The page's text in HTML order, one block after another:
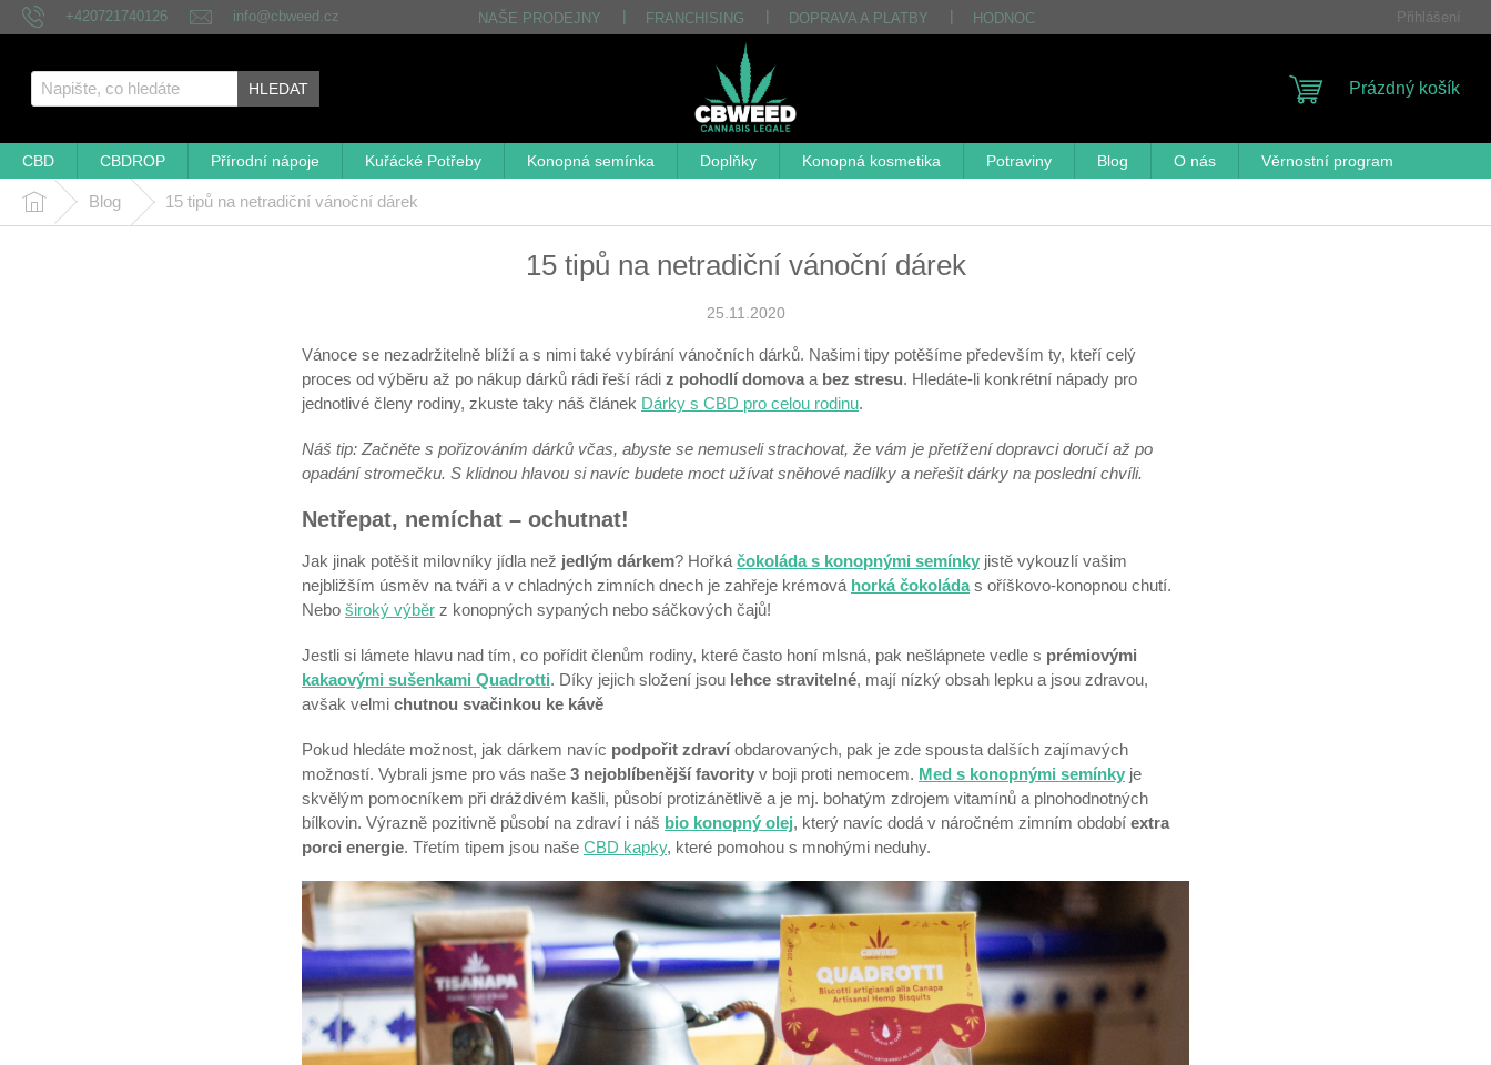
Přejít
na
+420721740126 info@cbweed.cz NAŠE PRODEJNY FRANCHISING DOPRAVA A PLATBY HODNOCENÍ OBCHODU OBCHODNÍ PODMÍNKYPřihlášení
HLEDAT
NÁKUPNÍ
Prázdný košík
CBD CBDROP Přírodní nápoje Kuřácké Potřeby Konopná semínka Doplňky Konopná kosmetika Potraviny Blog O nás Věrnostní program
Domů Blog 15 tipů na netradiční vánoční dárek
15 tipů na netradiční vánoční dárek
25.11.2020
Vánoce se nezadržitelně blíží a s nimi také vybírání vánočních dárků. Našimi tipy potěšíme především ty, kteří celý
proces od výběru až po nákup dárků rádi řeší rádi z pohodlí domova a bez stresu. Hledáte-li konkrétní nápady pro
jednotlivé členy rodiny, zkuste taky náš článek Dárky s CBD pro celou rodinu.
Náš tip: Začněte s pořizováním dárků včas, abyste se nemuseli strachovat, že vám je přetížení dopravci doručí až po
opadání stromečku. S klidnou hlavou si navíc budete moct užívat sněhové nadílky a neřešit dárky na poslední chvíli.
Netřepat, nemíchat – ochutnat!
Jak jinak potěšit milovníky jídla než jedlým dárkem? Hořkáčokoláda s konopnými semínky jistě vykouzlí vašim
nejbližším úsměv na tváři a v chladných zimních dnech je zahřeje krémová horká čokoládas oříškovo-konopnou chutí.
Nebo široký výběr z konopných sypaných nebo sáčkových čajů!
Jestli si lámete hlavu nad tím, co pořídit členům rodiny, které často honí mlsná, pak nešlápnete vedle s prémiovými
kakaovými sušenkami Quadrotti. Díky jejich složení jsou lehce stravitelné, mají nízký obsah lepku a jsou zdravou,
avšak velmi chutnou svačinkou ke kávě
Pokud hledáte možnost, jak dárkem navíc podpořit zdravíobdarovaných, pak je zde spousta dalších zajímavých
možností. Vybrali jsme pro vás naše 3 nejoblíbenější favority v boji proti nemocem. Med s konopnými semínky je
skvělým pomocníkem při dráždivém kašli, působí protizánětlivě a je mj. bohatým zdrojem vitamínů a plnohodnotných
bílkovin. Výrazně pozitivně působí na zdraví i náš bio konopný olej, který navíc dodá v náročném zimním období extra
porci energie. Třetím tipem jsou naše CBD kapky, které pomohou s mnohými neduhy.